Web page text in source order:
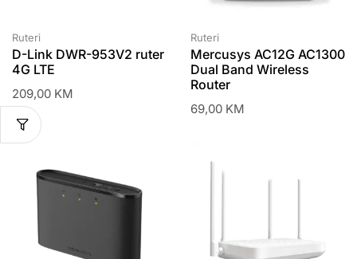
Ruteri
D-Link DWR-953V2 ruter
4G LTE
209,00 KM
Ruteri
Mercusys AC12G AC1300
Dual Band Wireless
Router
69,00 KM